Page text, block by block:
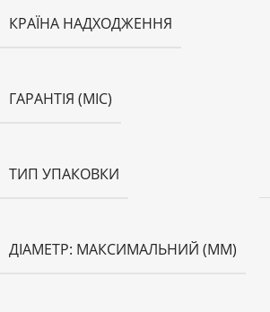
КРАЇНА НАДХОДЖЕННЯ
ГАРАНТІЯ (МІС)
ТИП УПАКОВКИ
ДІАМЕТР: МАКСИМАЛЬНИЙ (ММ)